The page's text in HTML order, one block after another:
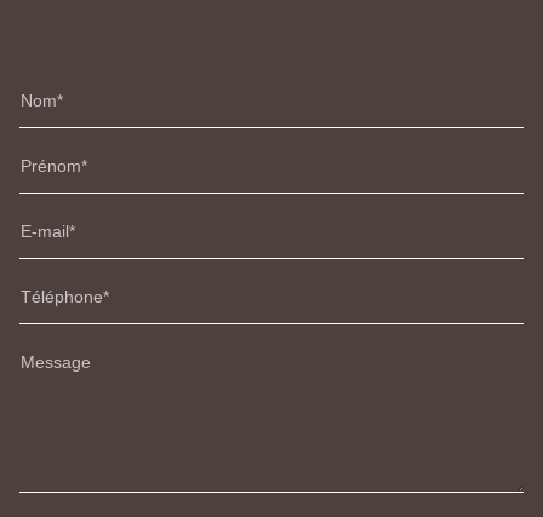
Nom
Prénom
E-mail
Téléphone
Message